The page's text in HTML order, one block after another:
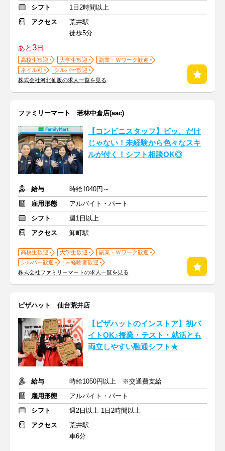
シフト
1日2時間以上
アクセス
荒井駅
徒歩5分
あと3日
高校生歓迎 大学生歓迎
副業・Ｗワーク歓迎
ネイル可
シルバー歓迎
株式会社河北仙販の求人一覧を見る
ファミリーマート 若林中倉店(aac)
【コンビニスタッフ】ピッ、だけ
じゃない！未経験から色々なスキ
ルが付く！シフト相談OK◎
給与
時給1040円～
雇用形態
アルバイト・パート
シフト
週1日以上
アクセス
卸町駅
高校生歓迎 大学生歓迎
副業・Ｗワーク歓迎
シルバー歓迎
未経験者歓迎
株式会社ファミリーマートの求人一覧を見る
ピザハット 仙台荒井店
【ピザハットのインストア】初バ
イトOK♪授業・テスト・就活とも
両立しやすい融通シフト★
給与
時給1050円以上 ※交通費支給
雇用形態
アルバイト・パート
シフト
週2日以上 1日2時間以上
アクセス
荒井駅
車6分